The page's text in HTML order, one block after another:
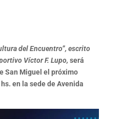
del Encuentro”, escrito
Víctor F. Lupo, será
San Miguel el próximo
en la sede de Avenida